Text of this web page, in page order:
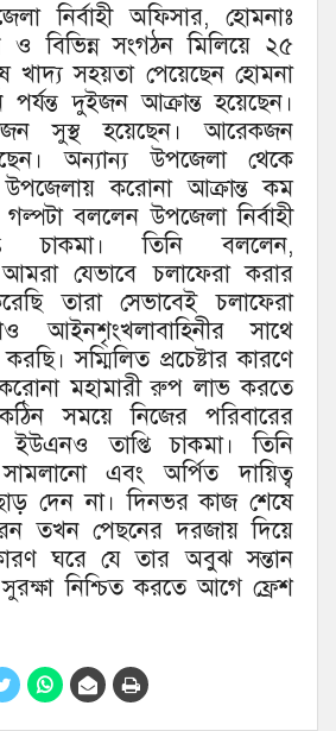
নির্বাহী অফিসার, হোমনাঃ
ও বিভিন্ন সংগঠন মিলিয়ে ২৫
খাদ্য সহয়তা পেয়েছেন হোমনা
দুইজন আক্রান্ত হয়েছেন।
সুস্থ হয়েছেন। আরেকজন
অন্যান্য উপজেলা থেকে
উপজেলায় করোনা আক্রান্ত কম
বললেন উপজেলা নির্বাহী
চাকমা। তিনি বললেন,
যেভাবে চলাফেরা করার
তারা সেভাবেই চলাফেরা
আইনশৃংখলাবাহিনীর সাথে
সম্মিলিত প্রচেষ্টার কারণে
মহামারী রুপ লাভ করতে
সময়ে নিজের পরিবারের
তাপ্তি চাকমা। তিনি
এবং অর্পিত দায়িত্ব
দেন না। দিনভর কাজ শেষে
তখন পেছনের দরজায় দিয়ে
ঘরে যে তার অবুঝ সন্তান
সুরক্ষা নিশ্চিত করতে আগে ফ্রেশ